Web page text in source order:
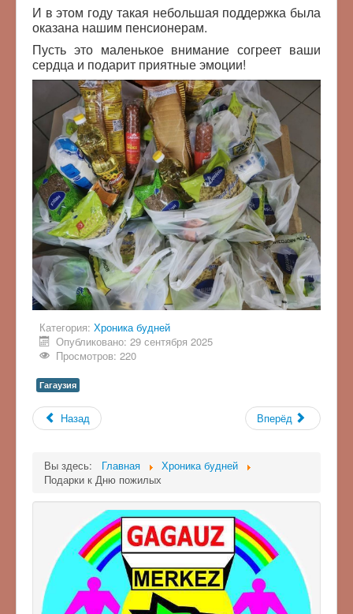
И в этом году такая небольшая поддержка была
оказана нашим пенсионерам.
Пусть это маленькое внимание согреет ваши
сердца и подарит приятные эмоции!
Категория: Хроника будней
Опубликовано: 29 сентября 2025
Просмотров: 220
Гагаузия
Назад Вперёд
Вы здесь: Главная
Хроника будней
Подарки к Дню пожилых